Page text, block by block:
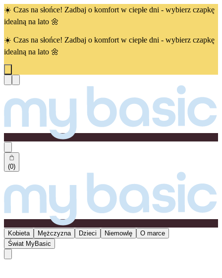
☀️ Czas na słońce! Zadbaj o komfort w ciepłe dni - wybierz czapkę
idealną na lato 🌼
☀️ Czas na słońce! Zadbaj o komfort w ciepłe dni - wybierz czapkę
idealną na lato 🌼
(0)
Kobieta Mężczyzna Dzieci Niemowlę
O marce
Świat MyBasic